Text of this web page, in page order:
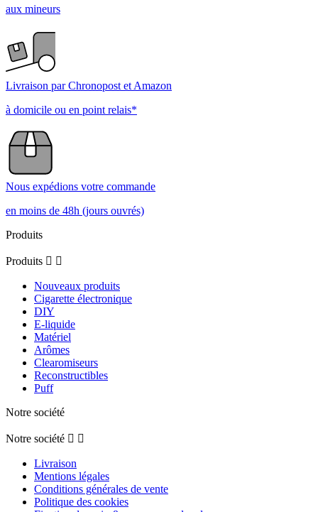
5 étoiles
4étoiles
3étoiles
1étoile
Trier les avis
Avis vérifié
Très bien
Avis du07/04/2026 , suite à une expérience du
Utile(0) Signaler
Avis vérifié
Trés bien
05/05/2025 , suite à une expérience du
Utile (0) Signaler
5